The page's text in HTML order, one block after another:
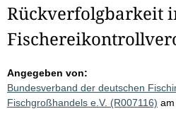
Rückverfolgbarkeit
Angegeben von:
Bundesverband der deutschen
Fischgroßhandels e.V. (R007116)